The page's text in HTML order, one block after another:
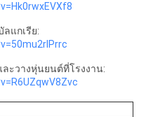
แกเรีย:
ละวางหุ่นยนต์ที่โรงงาน: